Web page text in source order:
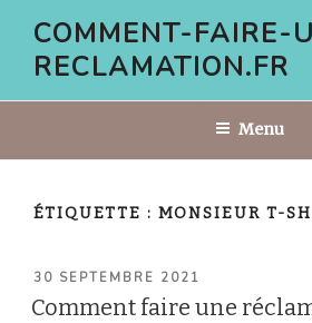
contenu
COMMENT-FAIRE-
RECLAMATION.FR
Menu
ÉTIQUETTE : MONSIEUR T-
PUBLIÉ
LE
30 SEPTEMBRE 2021
Comment faire une